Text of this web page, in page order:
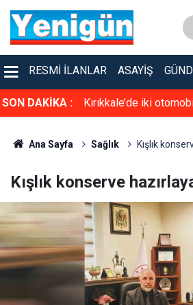
RESMI İLANLAR ASAYIŞ
SON DAKİKA :
çarpıştı TSO’ya güçlü aday:
Ana Sayfa Sağlık Kışlık
Kışlık konserve